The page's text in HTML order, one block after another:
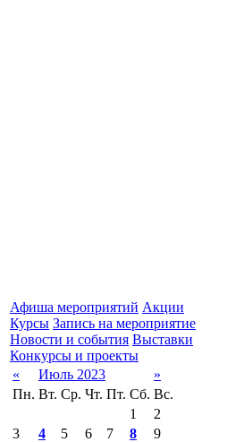
Афиша мероприятий Акции
Курсы Запись на мероприятие
Новости и события Выставки
Конкурсы и проекты
«
Июль 2023
»
Пн. Вт. Ср. Чт. Пт. Сб. Вс.
1
2
3
4 5 6 7 8
9